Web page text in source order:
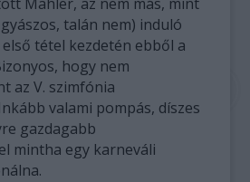
Mahler, az nem más, mint
talán nem) induló
első tétel kezdetén ebből a
hogy nem
az V. szimfónia
valami pompás, díszes
gazdagabb
mintha egy karneváli